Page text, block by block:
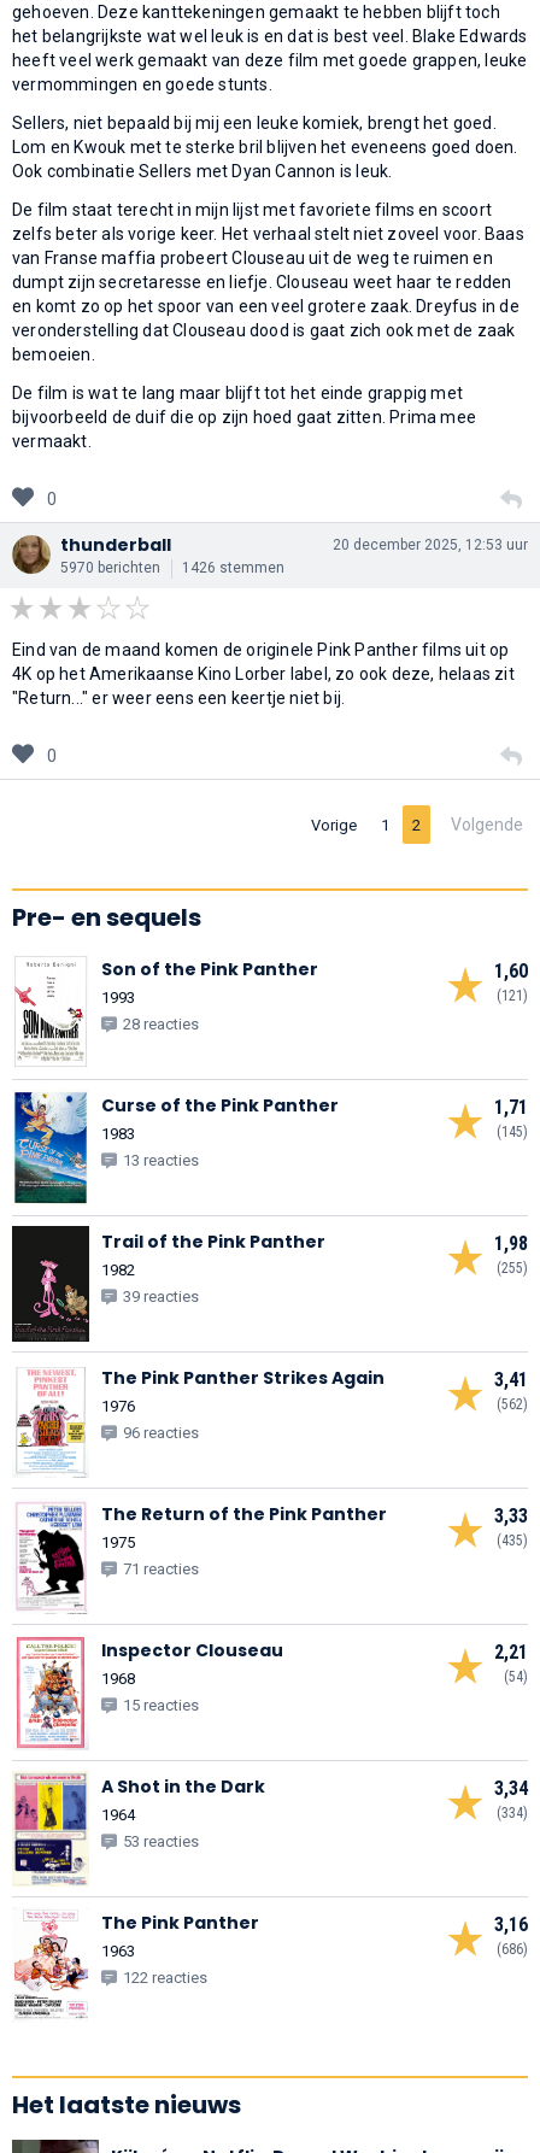
gehoeven. Deze kanttekeningen gemaakt te hebben blijft toch
het belangrijkste wat wel leuk is en dat is best veel. Blake Edwards
heeft veel werk gemaakt van deze film met goede grappen, leuke
vermommingen en goede stunts.
Sellers, niet bepaald bij mij een leuke komiek, brengt het goed.
Lom en Kwouk met te sterke bril blijven het eveneens goed doen.
Ook combinatie Sellers met Dyan Cannon is leuk.
De film staat terecht in mijn lijst met favoriete films en scoort
zelfs beter als vorige keer. Het verhaal stelt niet zoveel voor. Baas
van Franse maffia probeert Clouseau uit de weg te ruimen en
dumpt zijn secretaresse en liefje. Clouseau weet haar te redden
en komt zo op het spoor van een veel grotere zaak. Dreyfus in de
veronderstelling dat Clouseau dood is gaat zich ook met de zaak
bemoeien.
De film is wat te lang maar blijft tot het einde grappig met
bijvoorbeeld de duif die op zijn hoed gaat zitten. Prima mee
vermaakt.
0
thunderball
5970 berichten 1426 stemmen
20 december 2025, 12:53 uur
Eind van de maand komen de originele Pink Panther films uit op
4K op het Amerikaanse Kino Lorber label, zo ook deze, helaas zit
"Return..." er weer eens een keertje niet bij.
0
Vorige 1 2 Volgende
Pre- en sequels
1,60
(121)
Son of the Pink Panther
1993
28 reacties
1,71
(145)
Curse of the Pink Panther
1983
13 reacties
1,98
(255)
Trail of the Pink Panther
1982
39 reacties
3,41
(562)
The Pink Panther Strikes Again
1976
96 reacties
3,33
(435)
The Return of the Pink Panther
1975
71 reacties
2,21
(54)
Inspector Clouseau
1968
15 reacties
3,34
(334)
A Shot in the Dark
1964
53 reacties
3,16
(686)
The Pink Panther
1963
122 reacties
Het laatste nieuws